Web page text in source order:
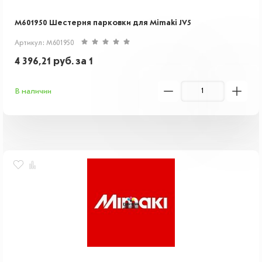
M601950 Шестерня парковки для Mimaki JV5
Артикул: M601950
4 396,21 руб.за 1
В наличии